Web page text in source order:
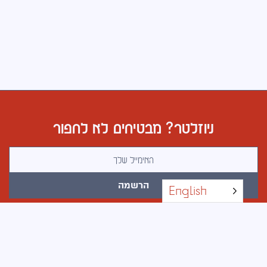
ניוזלטר? מבטיחים לא לחפור
Email address
הרשמה English